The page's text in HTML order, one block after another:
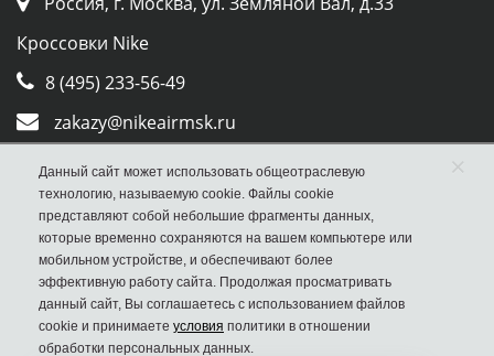
Кроссовки Nike
8 (495) 233-56-49
zakazy@nikeairmsk.ru
Whatsapp
Viber
Данный сайт может использовать общеотраслевую
технологию, называемую cookie. Файлы cookie
представляют собой небольшие фрагменты данных,
которые временно сохраняются на вашем компьютере или
мобильном устройстве, и обеспечивают более
эффективную работу сайта. Продолжая просматривать
данный сайт, Вы соглашаетесь с использованием файлов
cookie и принимаете условия политики в отношении
обработки персональных данных.
×